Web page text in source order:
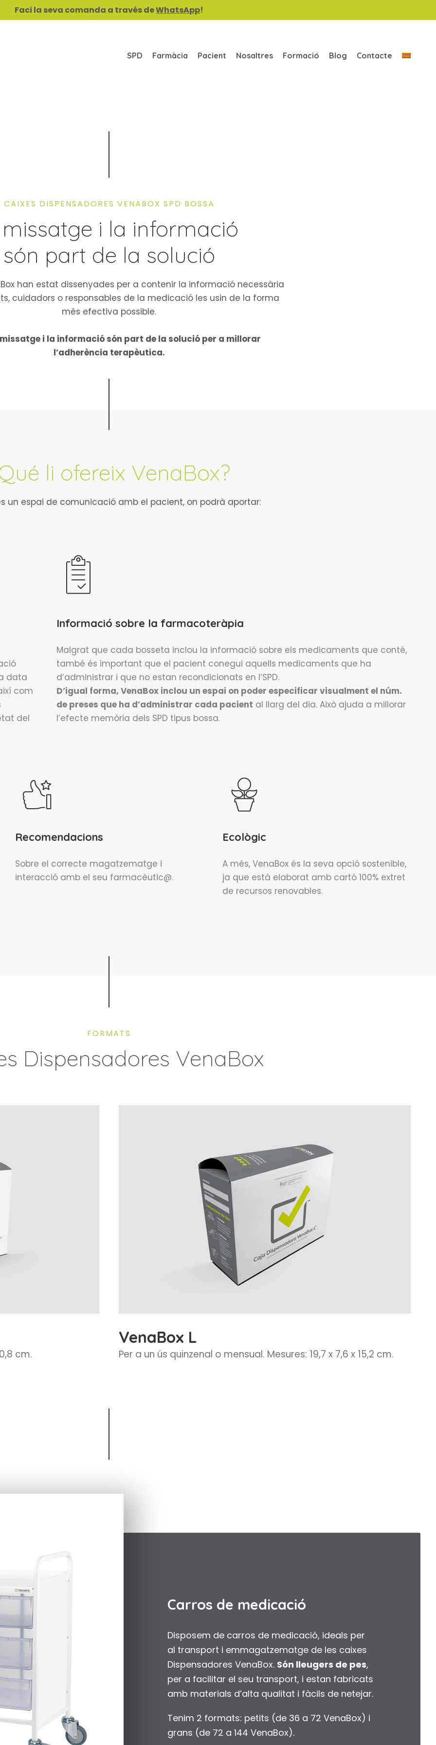
Faci la seva comanda a través deWhatsApp!
SPD Farmàcia Pacient Nosaltres Formació Blog Contacte
CAIXES DISPENSADORES VENABOX SPD BOSSA
i la informació
són part de la solució
han estat dissenyades per a contenir la informació necessària
cuidadors o responsables de la medicació les usin de la forma
més efectiva possible.
i la informació són part de la solució per a millorar
l’adherència terapèutica.
li ofereix VenaBox?
un espai de comunicació amb el pacient, on podrà aportar:
data
com
del
Informació sobre la farmacoteràpia
Malgrat que cada bosseta inclou la informació sobre els medicaments que conté,
també és important que el pacient conegui aquells medicaments que ha
d’administrar i que no estan recondicionats en l’SPD.
D’igual forma, VenaBox inclou un espai on poder especificar visualment el núm.
de preses que ha d’administrar cada pacient al llarg del dia. Això ajuda a millorar
l’efecte memòria dels SPD tipus bossa.
Recomendacions
Sobre el correcte magatzematge i
interacció amb el seu farmacèutic@.
Ecològic
A més, VenaBox és la seva opció sostenible,
ja que està elaborat amb cartó 100% extret
de recursos renovables.
FORMATS
Dispensadores VenaBox
cm.
VenaBox L
Per a un ús quinzenal o mensual. Mesures: 19,7 x 7,6 x 15,2 cm.
Carros de medicació
Disposem de carros de medicació, ideals per
al transport i emmagatzematge de les caixes
Dispensadores VenaBox. Són lleugers de pes,
per a facilitar el seu transport, i estan fabricats
amb materials d’alta qualitat i fàcils de netejar.
Tenim 2 formats: petits (de 36 a 72 VenaBox) i
grans (de 72 a 144 VenaBox).